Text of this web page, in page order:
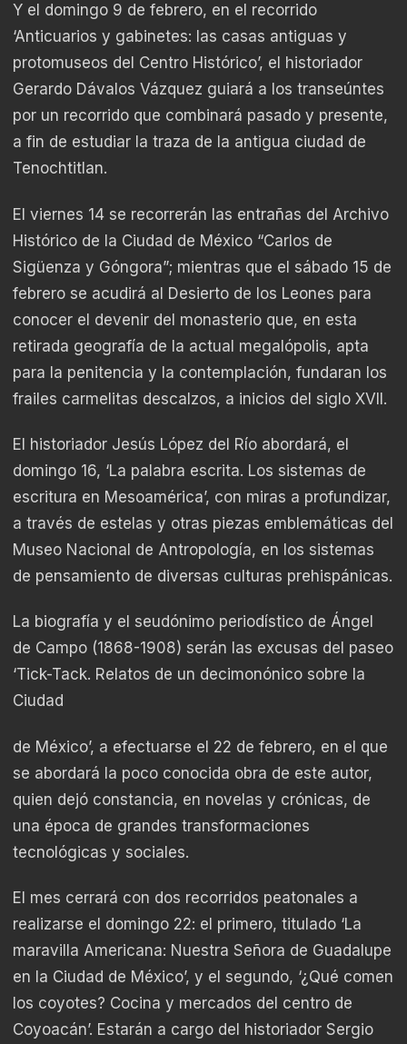
Y el domingo 9 de febrero, en el recorrido
‘Anticuarios y gabinetes: las casas antiguas y
protomuseos del Centro Histórico’, el historiador
Gerardo Dávalos Vázquez guiará a los transeúntes
por un recorrido que combinará pasado y presente,
a fin de estudiar la traza de la antigua ciudad de
Tenochtitlan.
El viernes 14 se recorrerán las entrañas del Archivo
Histórico de la Ciudad de México “Carlos de
Sigüenza y Góngora”; mientras que el sábado 15 de
febrero se acudirá al Desierto de los Leones para
conocer el devenir del monasterio que, en esta
retirada geografía de la actual megalópolis, apta
para la penitencia y la contemplación, fundaran los
frailes carmelitas descalzos, a inicios del siglo XVII.
El historiador Jesús López del Río abordará, el
domingo 16, ‘La palabra escrita. Los sistemas de
escritura en Mesoamérica’, con miras a profundizar,
a través de estelas y otras piezas emblemáticas del
Museo Nacional de Antropología, en los sistemas
de pensamiento de diversas culturas prehispánicas.
La biografía y el seudónimo periodístico de Ángel
de Campo (1868-1908) serán las excusas del paseo
‘Tick-Tack. Relatos de un decimonónico sobre la
Ciudad
de México’, a efectuarse el 22 de febrero, en el que
se abordará la poco conocida obra de este autor,
quien dejó constancia, en novelas y crónicas, de
una época de grandes transformaciones
tecnológicas y sociales.
El mes cerrará con dos recorridos peatonales a
realizarse el domingo 22: el primero, titulado ‘La
maravilla Americana: Nuestra Señora de Guadalupe
en la Ciudad de México’, y el segundo, ‘¿Qué comen
los coyotes? Cocina y mercados del centro de
Coyoacán’. Estarán a cargo del historiador Sergio